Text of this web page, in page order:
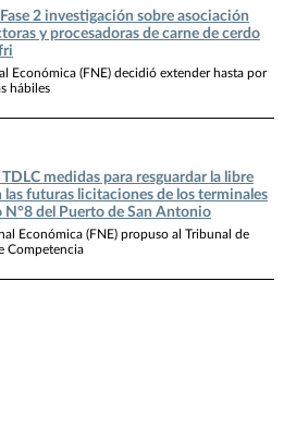
2 investigación sobre asociación
y procesadoras de carne de cerdo
Económica (FNE) decidió extender hasta por
hábiles
medidas para resguardar la libre
las futuras licitaciones de los terminales
N°8 del Puerto de San Antonio
Económica (FNE) propuso al Tribunal de
Competencia